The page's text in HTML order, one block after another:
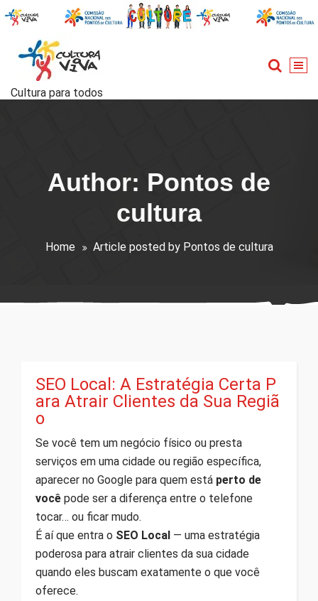
Skip
to
content
Cultura para todos
Author: Pontos de
cultura
Home Article posted by Pontos de cultura
SEO Local: A Estratégia Certa P
ara Atrair Clientes da Sua Regiã
o
Se você tem um negócio físico ou presta
serviços em uma cidade ou região específica,
aparecer no Google para quem está perto de
você pode ser a diferença entre o telefone
tocar… ou ficar mudo.
É aí que entra o SEO Local — uma estratégia
poderosa para atrair clientes da sua cidade
quando eles buscam exatamente o que você
oferece.